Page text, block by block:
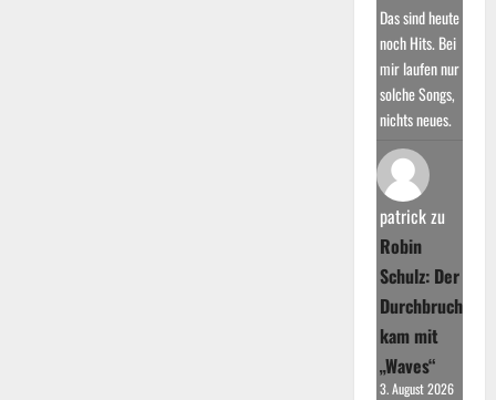
Das sind heute
noch Hits. Bei
mir laufen nur
solche Songs,
nichts neues.
patrickzu
Robin
Schulz: Der
Durchbruch
kam mit
„Waves“
3. August 2026